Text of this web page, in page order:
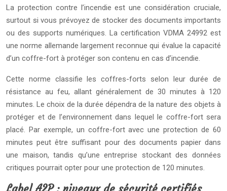
La protection contre l’incendie est une considération cruciale,
surtout si vous prévoyez de stocker des documents importants
ou des supports numériques. La certification VDMA 24992 est
une norme allemande largement reconnue qui évalue la capacité
d’un coffre-fort à protéger son contenu en cas d’incendie.
Cette norme classifie les coffres-forts selon leur durée de
résistance au feu, allant généralement de 30 minutes à 120
minutes. Le choix de la durée dépendra de la nature des objets à
protéger et de l’environnement dans lequel le coffre-fort sera
placé. Par exemple, un coffre-fort avec une protection de 60
minutes peut être suffisant pour des documents papier dans
une maison, tandis qu’une entreprise stockant des données
critiques pourrait opter pour une protection de 120 minutes.